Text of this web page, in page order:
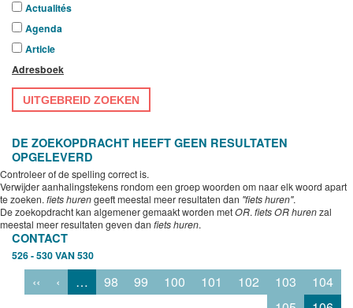
Actualités
Agenda
Article
Adresboek
UITGEBREID ZOEKEN
DE ZOEKOPDRACHT HEEFT GEEN RESULTATEN
OPGELEVERD
Controleer of de spelling correct is.
Verwijder aanhalingstekens rondom een groep woorden om naar elk woord apart
te zoeken. fiets hurengeeft meestal meer resultaten dan "fiets huren".
De zoekopdracht kan algemener gemaakt worden metOR. fiets OR hurenzal
meestal meer resultaten geven dan fiets huren.
CONTACT
526 - 530 VAN 530
‹‹ ‹ … 98 99 100 101 102 103
104